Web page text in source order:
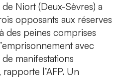
Niort (Deux-Sèvres) a
opposants aux réserves
des peines comprises
avec
manifestations
l’AFP. Un